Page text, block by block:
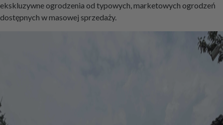
ekskluzywne ogrodzenia od typowych, marketowych ogrodzeń
dostępnych w masowej sprzedaży.